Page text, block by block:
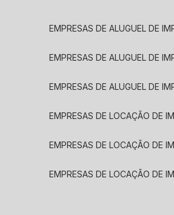
EMPRESAS DE ALUGUEL DE
EMPRESAS DE ALUGUEL DE
EMPRESAS DE ALUGUEL DE
EMPRESAS DE LOCAÇÃO DE
EMPRESAS DE LOCAÇÃO DE
EMPRESAS DE LOCAÇÃO DE